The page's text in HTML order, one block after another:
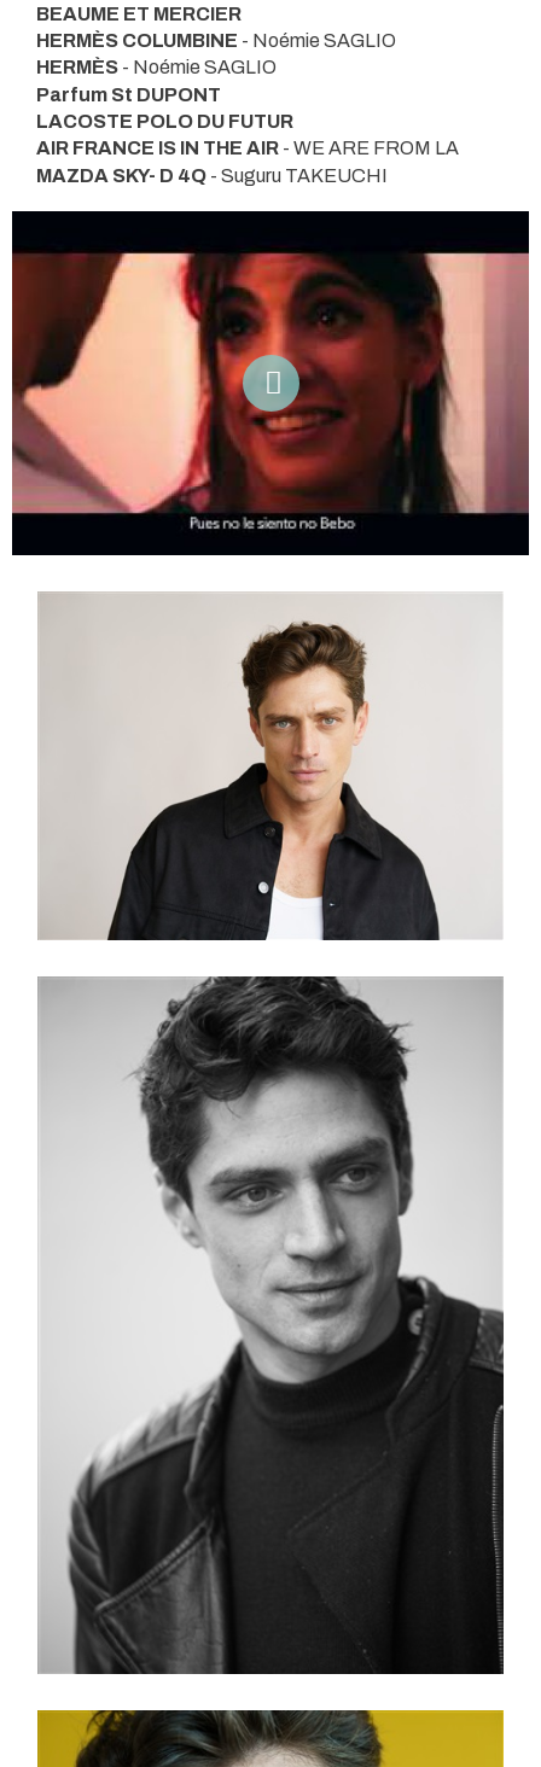
BEAUME ET MERCIER
HERMÈS COLUMBINE - Noémie SAGLIO
HERMÈS - Noémie SAGLIO
Parfum St DUPONT
LACOSTE POLO DU FUTUR
AIR FRANCE IS IN THE AIR - WE ARE FROM LA
MAZDA SKY- D 4Q - Suguru TAKEUCHI